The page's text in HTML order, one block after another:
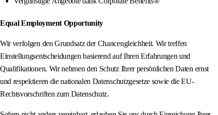
Equal Employment Opportunity
Wir verfolgen den Grundsatz der Chancengleichheit. Wir treffen
Einstellungsentscheidungen basierend auf Ihren Erfahrungen und
Qualifikationen. Wir nehmen den Schutz Ihrer persönlichen Daten ernst
und respektieren die nationalen Datenschutzgesetze sowie die EU-
Rechtsvorschriften zum Datenschutz.